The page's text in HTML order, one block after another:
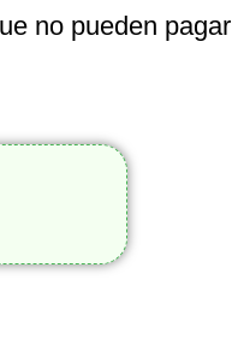
no pueden pagar